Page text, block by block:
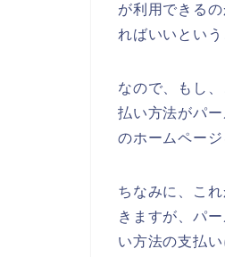
が利用できる
ればいいという
なので、もし
払い方法がパ
のホームペー
ちなみに、こ
きますが、パ
い方法の支払